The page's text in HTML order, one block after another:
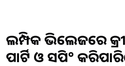
ଅଲମ୍ପିକ ଭିଲେଜରେ
ପାର୍ଟି ଓ ସପି°